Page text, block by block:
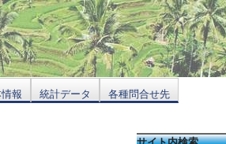
報 統計データ 各種問合せ先